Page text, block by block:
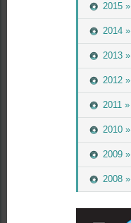
2015 »
2014 »
2013 »
2012 »
2011 »
2010 »
2009 »
2008 »